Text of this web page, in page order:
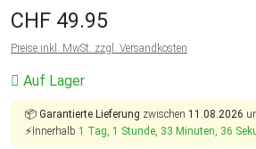
CHF 49.95
Preise inkl. MwSt. zzgl. Versandkosten
Auf Lager
📦 Garantierte Lieferung zwischen 11.08.2026
⚡Innerhalb 1 Tag, 1 Stunde, 33 Minuten, 36